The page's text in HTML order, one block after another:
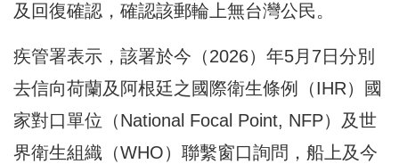
及回復確認，確認該郵輪上無台灣公民。
疾管署表示，該署於今（2026）年5月7日分別
去信向荷蘭及阿根廷之國際衛生條例（IHR）國
家對口單位（National Focal Point, NFP）及世
界衛生組織（WHO）聯繫窗口詢問，船上及今